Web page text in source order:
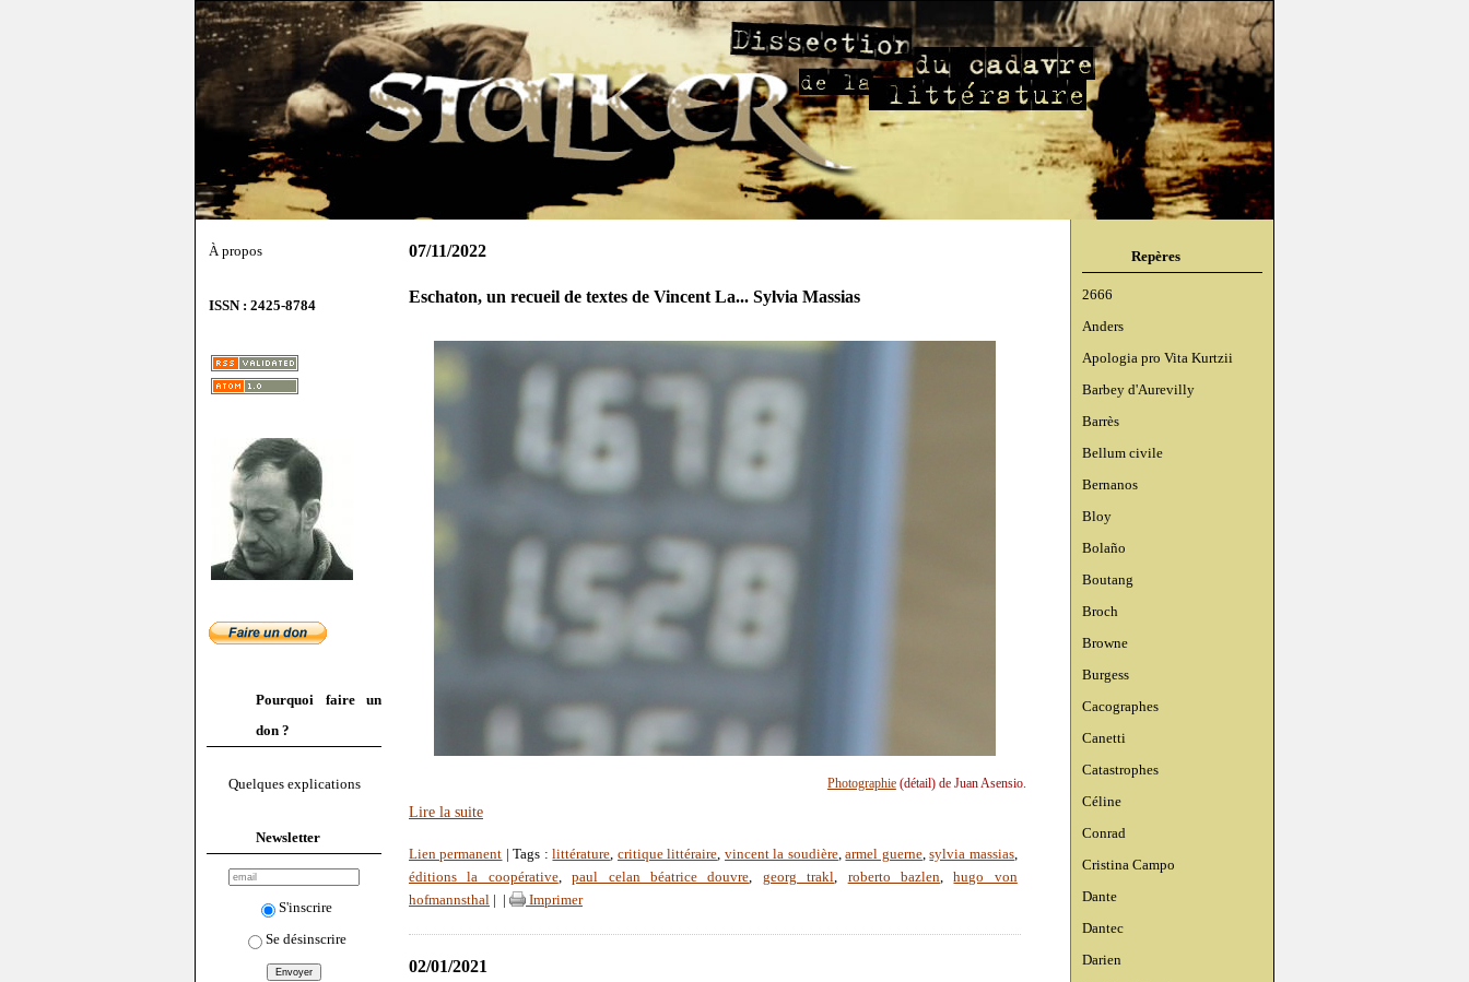
À propos
ISSN : 2425-8784
Pourquoi faire un
don ?
Quelques explications
Newsletter
S'inscrire
Se désinscrire
Repères
2666
Anders
Apologia pro Vita Kurtzii
Barbey d'Aurevilly
Barrès
Bellum civile
Bernanos
Bloy
Bolaño
Boutang
Broch
Browne
Burgess
Cacographes
Canetti
Catastrophes
Céline
Conrad
Cristina Campo
Dante
Dantec
Darien
07/11/2022
Eschaton, un recueil de textes de Vincent La... Sylvia Massias
Photographie(détail) de Juan Asensio.
Lire la suite
Lien permanent | Tags :littérature, critique littéraire, vincent la soudière,armel guerne,sylvia massias,
éditions la coopérative,paul celan béatrice douvre, georg trakl, roberto bazlen,hugo von
hofmannsthal
Imprimer
02/01/2021